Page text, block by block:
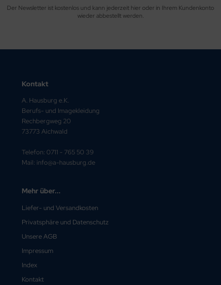
Der Newsletter ist kostenlos und kann jederzeit hier oder in Ihrem Kundenkonto
wieder abbestellt werden.
Kontakt
A. Hausburg e.K.
Berufs- und Imagekleidung
Rechbergweg 20
73773 Aichwald
Telefon: 0711 - 765 50 39
Mail: info@a-hausburg.de
Mehr über...
Liefer- und Versandkosten
Privatsphäre und Datenschutz
Unsere AGB
Impressum
Index
Kontakt